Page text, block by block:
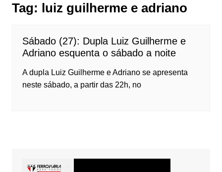
Tag: luiz guilherme e adriano
Sábado (27): Dupla Luiz Guilherme e
Adriano esquenta o sábado a noite
A dupla Luiz Guilherme e Adriano se apresenta
neste sábado, a partir das 22h, no